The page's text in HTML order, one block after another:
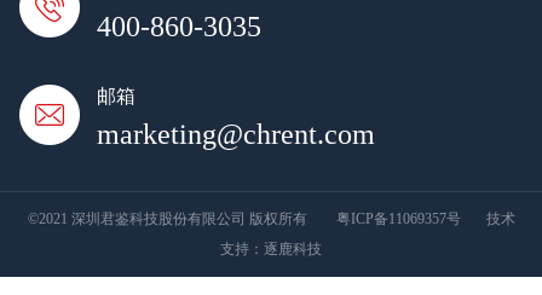
400-860-3035
邮箱
marketing@chrent.com
©2021 深圳君鉴科技股份有限公司 版权所有 粤ICP备11069357号技术
支持： 逐鹿科技